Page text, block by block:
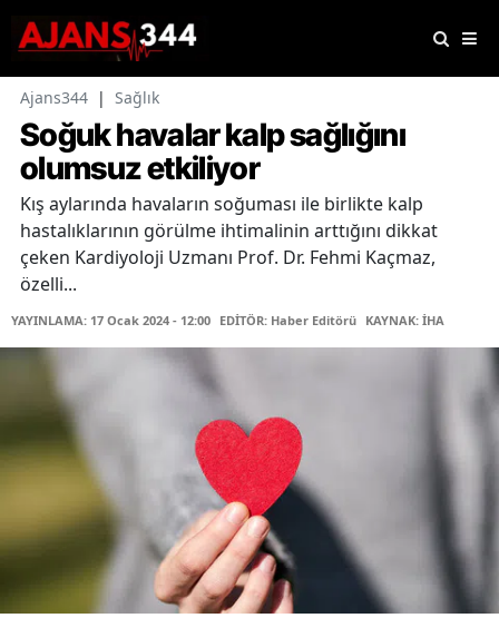
Ajans344 | Sağlık
Soğuk havalar kalp sağlığını
olumsuz etkiliyor
Kış aylarında havaların soğuması ile birlikte kalp
hastalıklarının görülme ihtimalinin arttığını dikkat
çeken Kardiyoloji Uzmanı Prof. Dr. Fehmi Kaçmaz,
özelli...
YAYINLAMA: 17 Ocak 2024 - 12:00 EDİTÖR: Haber Editörü KAYNAK: İHA